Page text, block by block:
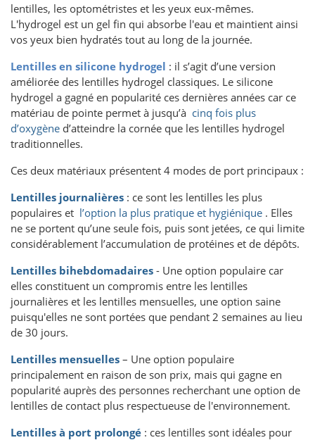
lentilles, les optométristes et les yeux eux-mêmes.
L'hydrogel est un gel fin qui absorbe l'eau et maintient ainsi
vos yeux bien hydratés tout au long de la journée.
Lentilles en silicone hydrogel : il s’agit d’une version
améliorée des lentilles hydrogel classiques. Le silicone
hydrogel a gagné en popularité ces dernières années car ce
matériau de pointe permet à jusqu’à cinq fois plus
d’oxygène d’atteindre la cornée que les lentilles hydrogel
traditionnelles.
Ces deux matériaux présentent 4 modes de port principaux :
Lentilles journalières : ce sont les lentilles les plus
populaires et l’option la plus pratique et hygiénique . Elles
ne se portent qu’une seule fois, puis sont jetées, ce qui limite
considérablement l’accumulation de protéines et de dépôts.
Lentilles bihebdomadaires - Une option populaire car
elles constituent un compromis entre les lentilles
journalières et les lentilles mensuelles, une option saine
puisqu'elles ne sont portées que pendant 2 semaines au lieu
de 30 jours.
Lentilles mensuelles – Une option populaire
principalement en raison de son prix, mais qui gagne en
popularité auprès des personnes recherchant une option de
lentilles de contact plus respectueuse de l'environnement.
Lentilles à port prolongé : ces lentilles sont idéales pour